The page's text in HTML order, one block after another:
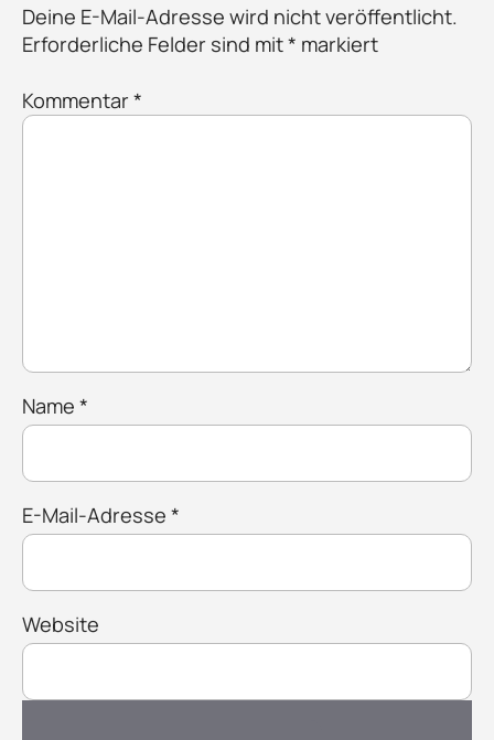
Deine E-Mail-Adresse wird nicht veröffentlicht.
Erforderliche Felder sind mit* markiert
Kommentar *
Name *
E-Mail-Adresse *
Website